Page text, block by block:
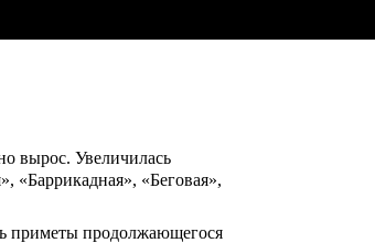
вырос. Увеличилась
«Баррикадная», «Беговая»,
приметы продолжающегося